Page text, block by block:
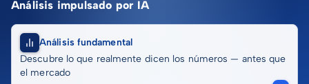
Análisis impulsado por IA
Análisis fundamental
Descubre lo que realmente dicen los números — antes que
el mercado